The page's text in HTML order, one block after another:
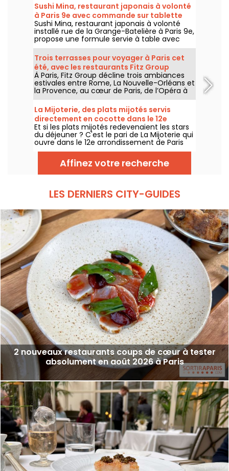
Sushi Mina, restaurant japonais à volonté
à Paris 9e avec commande sur tablette
Sushi Mina, restaurant japonais à volonté
installé rue de la Grange-Batelière à Paris 9e,
propose une formule servie à table avec
commande sur tablette. Sushis, makis,
gyozas, brochettes et plats préparés à la
demande sont proposés midi et soir, du
mardi au dimanche.
Trois terrasses pour voyager à Paris cet
été, avec les restaurants Fitz Group
À Paris, Fitz Group décline trois ambiances
estivales entre Rome, La Nouvelle-Orléans et
la Provence, au cœur de Paris, de l’Opéra à
la Tour Eiffel. Chaque adresse, grâce à sa
terrasse, offre une escale à part entière,
sans quitter la capitale .
La Mijoterie, des plats mijotés servis
directement en cocotte dans le 12e
arrondissement
Et si les plats mijotés redevenaient les stars
du déjeuner ? C'est le pari de La Mijoterie qui
ouvre dans le 12e arrondissement de Paris
avec une cuisine de longue cuisson
imaginée par le chef Augustin Garnier et
servie directement dans des cocottes.
Affinez votre recherche
LES DERNIERS CITY-GUIDES
2 nouveaux restaurants coups de cœur à tester
absolument en août 2026 à Paris